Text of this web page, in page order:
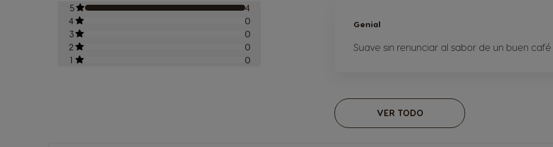
5
4
4
0
3
0
2
0
1
0
Genial
Suave sin renunciar al sabor de un buen café
VER TODO